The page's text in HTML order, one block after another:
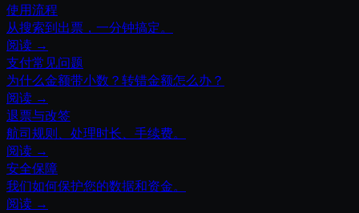
使用流程
从搜索到出票，一分钟搞定。
阅读 →
支付常见问题
为什么金额带小数？转错金额怎么办？
阅读 →
退票与改签
航司规则、处理时长、手续费。
阅读 →
安全保障
我们如何保护您的数据和资金。
阅读 →